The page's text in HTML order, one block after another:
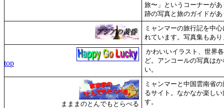
旅〜」というコーナーが
跡の写真と旅のガイドが
ミャンマーの旅行記を中
れています。写真集もあり
かわいいイラスト、世界
ど。アンコールの写真は
い。
まままのとんでもとらべる
ミャンマーと中国雲南省
るサイト。なかなか楽し
す。
top